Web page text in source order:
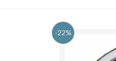
-22%